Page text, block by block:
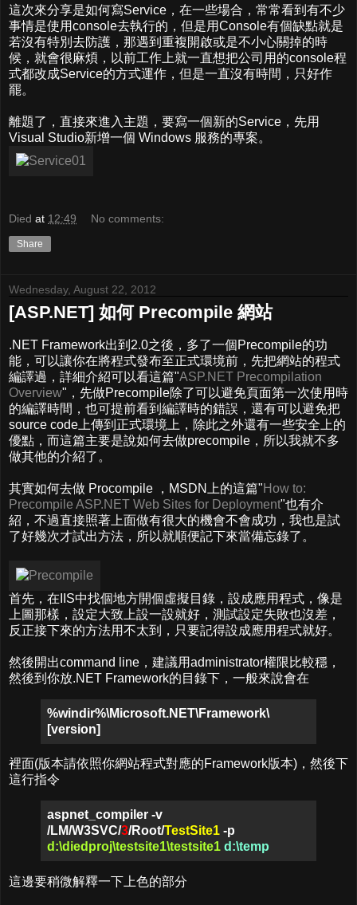
這次來分享是如何寫Service，在一些場合，常常看到有不少
事情是使用console去執行的，但是用Console有個缺點就是
若沒有特別去防護，那遇到重複開啟或是不小心關掉的時
候，就會很麻煩，以前工作上就一直想把公司用的console程
式都改成Service的方式運作，但是一直沒有時間，只好作
罷。
離題了，直接來進入主題，要寫一個新的Service，先用
Visual Studio新增一個 Windows 服務的專案。
Died at 12:49 No comments:
Share
Wednesday, August 22, 2012
[ASP.NET] 如何 Precompile 網站
.NET Framework出到2.0之後，多了一個Precompile的功
能，可以讓你在將程式發布至正式環境前，先把網站的程式
編譯過，詳細介紹可以看這篇"ASP.NET Precompilation
Overview"，先做Precompile除了可以避免頁面第一次使用時
的編譯時間，也可提前看到編譯時的錯誤，還有可以避免把
source code上傳到正式環境上，除此之外還有一些安全上的
優點，而這篇主要是說如何去做precompile，所以我就不多
做其他的介紹了。
其實如何去做 Procompile ，MSDN上的這篇" How to:
Precompile ASP.NET Web Sites for Deployment"也有介
紹，不過直接照著上面做有很大的機會不會成功，我也是試
了好幾次才試出方法，所以就順便記下來當備忘錄了。
首先，在IIS中找個地方開個虛擬目錄，設成應用程式，像是
上圖那樣，設定大致上設一設就好，測試設定失敗也沒差，
反正接下來的方法用不太到，只要記得設成應用程式就好。
然後開出command line，建議用administrator權限比較穩，
然後到你放.NET Framework的目錄下，一般來說會在
%windir%\Microsoft.NET\Framework\
[version]
裡面(版本請依照你網站程式對應的Framework版本)，然後下
這行指令
aspnet_compiler -v
/LM/W3SVC/3/Root/TestSite1 -p
d:\diedproj\testsite1\testsite1 d:\temp
這邊要稍微解釋一下上色的部分